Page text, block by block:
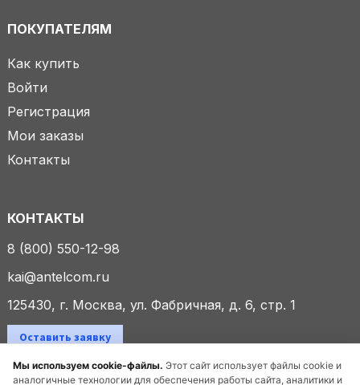
Мы используем cookie-файлы. Этот сайт использует файлы cookie и
аналогичные технологии для обеспечения работы сайта, аналитики и
ПОКУПАТЕЛЯМ
Как купить
Войти
Регистрация
Мои заказы
Контакты
КОНТАКТЫ
8 (800) 550-12-98
kai@antelcom.ru
125430, г. Москва, ул. Фабричная, д. 6, стр. 1
Оставить заявку